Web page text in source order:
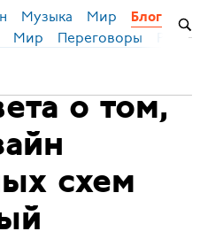
Музыка Мир Блог
Мир Переговоры
о том,
схем